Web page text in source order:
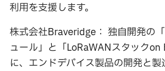
利用を支援します。
株式会社Braveridge： 独自開発の
ュール」と「LoRaWANスタックon
に、エンドデバイス製品の開発と製